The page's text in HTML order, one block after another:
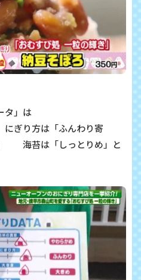
タ」は
ぎり方は「ふんわり寄
海苔は「しっとりめ」と